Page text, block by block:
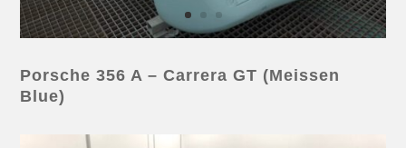
Porsche 356 A – Carrera GT (Meissen
Blue)